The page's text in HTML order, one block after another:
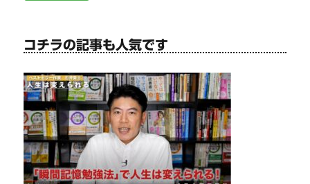
コチラの記事も人気です